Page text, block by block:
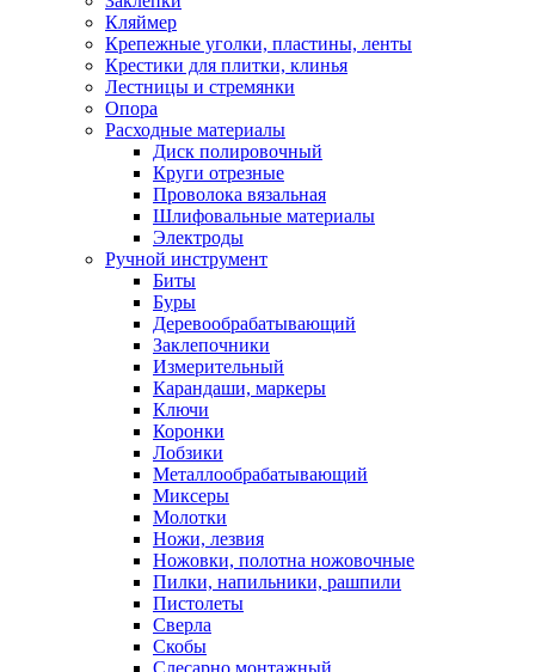
Кляймер
Крепежные уголки, пластины, ленты
Крестики для плитки, клинья
Лестницы и стремянки
Опора
Расходные материалы
Диск полировочный
Круги отрезные
Проволока вязальная
Шлифовальные материалы
Электроды
Ручной инструмент
Биты
Буры
Деревообрабатывающий
Заклепочники
Измерительный
Карандаши, маркеры
Ключи
Коронки
Лобзики
Металлообрабатывающий
Миксеры
Молотки
Ножи, лезвия
Ножовки, полотна ножовочные
Пилки, напильники, рашпили
Пистолеты
Сверла
Скобы
Слесарно монтажный